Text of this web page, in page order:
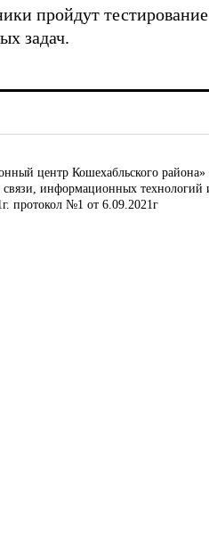
пройдут
задач.
центр Кошехабльского района»
информационных
протокол №1 от 6.09.2021г